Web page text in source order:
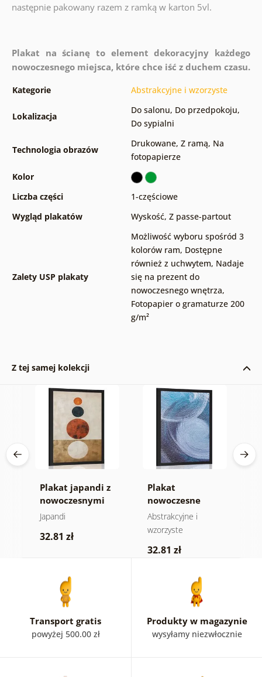
następnie pakowany razem z ramką w karton 5vl.
Plakat na ścianę to element dekoracyjny każdego
nowoczesnego miejsca, które chce iść z duchem czasu.
Kategorie Abstrakcyjne i wzorzyste
Lokalizacja
Do salonu, Do przedpokoju,
Do sypialni
Technologia obrazów
Drukowane, Z ramą, Na
fotopapierze
Kolor
Liczba części
1-częściowe
Wygląd plakatów
Wyskość, Z passe-partout
Zalety USP plakaty
Możliwość wyboru spośród 3
kolorów ram, Dostępne
również z uchwytem, Nadaje
się na prezent do
nowoczesnego wnętrza,
Fotopapier o gramaturze 200
g/m²
Z tej samej kolekcji
Plakat japandi z
nowoczesnymi
kręgami
Japandi
32.81 zł
Plakat
nowoczesne
abstrakcyjne
wzory
Abstrakcyjne i
wzorzyste
32.81 zł
Transport gratis
powyżej 500.00 zł
Produkty w magazynie
wysyłamy niezwłocznie